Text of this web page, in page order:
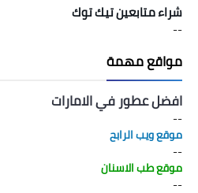
شراء متابعين تيك توك
--
مواقع مهمة
افضل عطور في الامارات
--
موقع ويب الرابح
--
موقع طب الاسنان
--